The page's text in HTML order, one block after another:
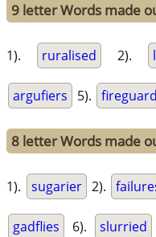
9 letter Words made
1). ruralised 2).
argufiers 5). fireguard
8 letter Words made
1). sugarier 2).
gadflies 6). slurried